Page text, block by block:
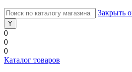
Закрыть
0
0
0
Каталог товаров